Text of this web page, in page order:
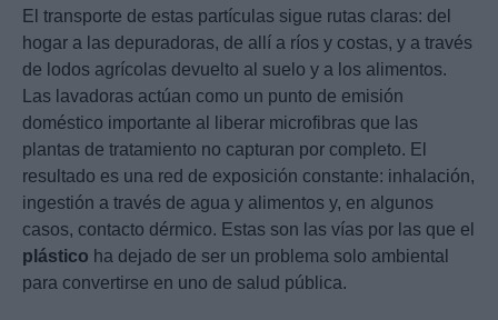
El transporte de estas partículas sigue rutas claras: del
hogar a las depuradoras, de allí a ríos y costas, y a través
de lodos agrícolas devuelto al suelo y a los alimentos.
Las lavadoras actúan como un punto de emisión
doméstico importante al liberar microfibras que las
plantas de tratamiento no capturan por completo. El
resultado es una red de exposición constante: inhalación,
ingestión a través de agua y alimentos y, en algunos
casos, contacto dérmico. Estas son las vías por las que el
plástico ha dejado de ser un problema solo ambiental
para convertirse en uno de salud pública.